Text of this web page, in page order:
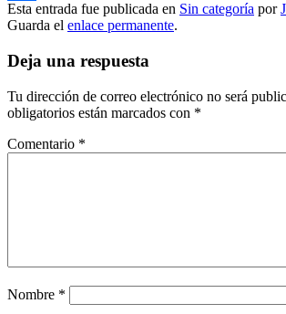
Compartir
Esta entrada fue publicada en Sin categoría por
Guarda el enlace permanente.
Deja una respuesta
Tu dirección de correo electrónico no será
obligatorios están marcados con *
Comentario *
Nombre *